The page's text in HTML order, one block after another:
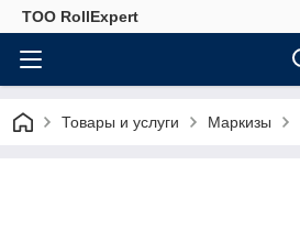
ТОО RollExpert
Товары и услуги Маркизы